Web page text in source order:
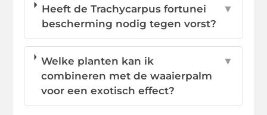
Heeft de Trachycarpus fortunei
bescherming nodig tegen vorst?
▼
Welke planten kan ik
combineren met de waaierpalm
voor een exotisch effect?
▼